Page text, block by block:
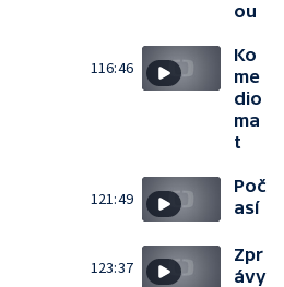
ou
116:46
Ko
me
dio
ma
t
121:49
Poč
así
123:37
Zpr
ávy